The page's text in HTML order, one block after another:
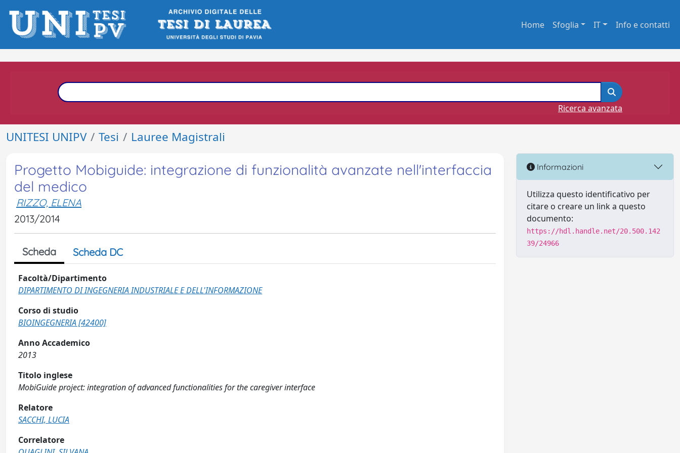
Home Sfoglia IT Info e contatti
Ricerca avanzata
UNITESI UNIPV Tesi Lauree Magistrali
Progetto Mobiguide: integrazione di funzionalità avanzate nell'interfaccia
del medico
RIZZO, ELENA
2013/2014
Scheda Scheda DC
Facoltà/Dipartimento
DIPARTIMENTO DI INGEGNERIA INDUSTRIALE E DELL'INFORMAZIONE
Corso di studio
BIOINGEGNERIA [42400]
Anno Accademico
2013
Titolo inglese
MobiGuide project: integration of advanced functionalities for the caregiver interface
Relatore
SACCHI, LUCIA
Correlatore
Informazioni
Utilizza questo identificativo per
citare o creare un link a questo
documento:
https://hdl.handle.net/20.500.142
39/24966